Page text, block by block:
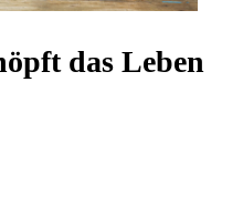
das Leben